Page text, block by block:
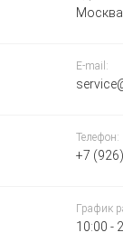
E-mail:
Телефон:
+7
График
10:00 -